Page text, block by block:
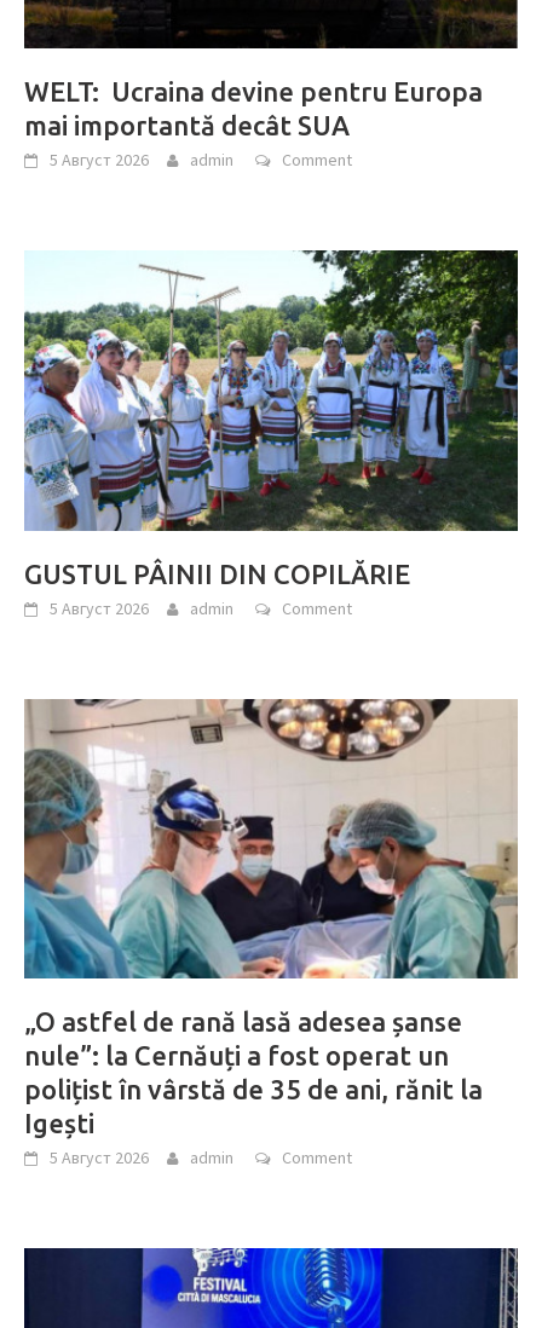
WELT: Ucraina devine pentru Europa
mai importantă decât SUA
5 Август 2026 admin Comment
GUSTUL PÂINII DIN COPILĂRIE
5 Август 2026 admin Comment
„O astfel de rană lasă adesea șanse
nule”: la Cernăuți a fost operat un
polițist în vârstă de 35 de ani, rănit la
Igești
5 Август 2026 admin Comment